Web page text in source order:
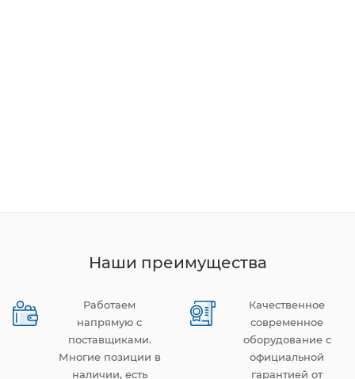
Наши преимущества
Работаем
напрямую с
поставщиками.
Многие позиции в
наличии, есть
Качественное
современное
оборудование с
официальной
гарантией от